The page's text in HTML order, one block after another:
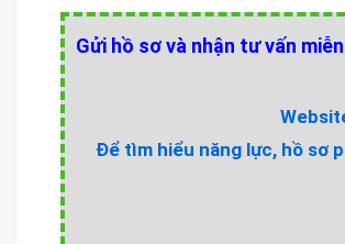
Gửi hồ sơ và nhận tư vấn
Để tìm hiểu năng lực, hồ sơ